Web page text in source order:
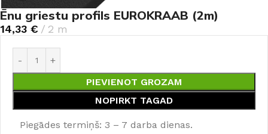
Ēnu griestu profils EUROKRAAB (2m)
14,33 € 2 m
PIEVIENOT GROZAM
NOPIRKT TAGAD
Piegādes termiņš: 3 – 7 darba dienas.